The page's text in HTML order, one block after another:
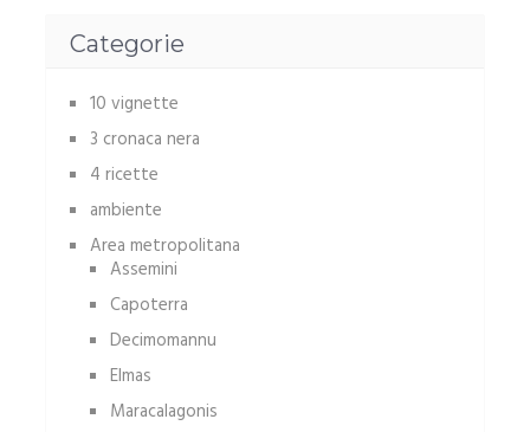
Categorie
10 vignette
3 cronaca nera
4 ricette
ambiente
Area metropolitana
Assemini
Capoterra
Decimomannu
Elmas
Maracalagonis